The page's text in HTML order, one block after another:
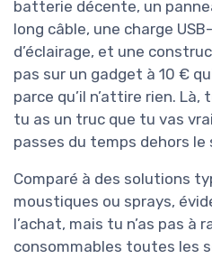
batterie décente, un
long câble, une charge
d’éclairage, et une
pas sur un gadget à 10 €
parce qu’il n’attire rien.
tu as un truc que tu vas
passes du temps dehors le
Comparé à des solutions
moustiques ou sprays,
l’achat, mais tu n’as pas à
consommables toutes les